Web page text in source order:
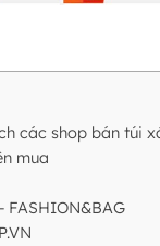
các shop bán túi
mua
FASHION&BAG